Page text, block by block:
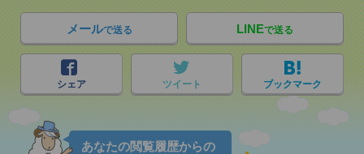
メールで送る LINEで送る
シェア ツイート ブックマーク
あなたの閲覧履歴からの